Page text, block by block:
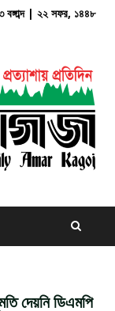
| ২২ সফর, ১৪৪৮
দেয়নি ডিএমপি